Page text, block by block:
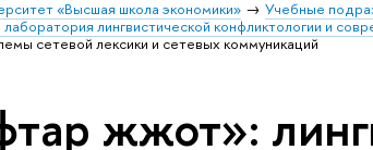
«Высшая школа экономики» Учебные
лингвистической конфликтологии и
сетевой лексики и сетевых коммуникаций
жжот»: